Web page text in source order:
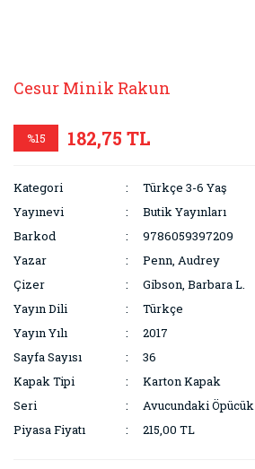
Cesur Minik Rakun
%15 182,75 TL
Kategori
Türkçe 3-6 Yaş
Yayınevi
Butik Yayınları
Barkod
9786059397209
Yazar
Penn, Audrey
Çizer
Gibson, Barbara L.
Yayın Dili
Türkçe
Yayın Yılı
2017
Sayfa Sayısı
36
Kapak Tipi
Karton Kapak
Seri
Avucundaki Öpücük
Piyasa Fiyatı
215,00 TL